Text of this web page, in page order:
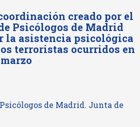
creado por el
Psicólogos de Madrid
la asistencia psicológica
terroristas ocurridos en
de Madrid. Junta de